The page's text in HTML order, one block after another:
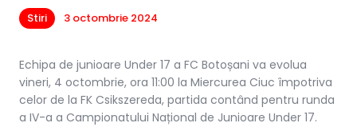
Stiri 3 octombrie 2024
Echipa de junioare Under 17 a FC Botoșani va evolua
vineri, 4 octombrie, ora 11:00 la Miercurea Ciuc împotriva
celor de la FK Csikszereda, partida contând pentru runda
a IV-a a Campionatului Național de Junioare Under 17.